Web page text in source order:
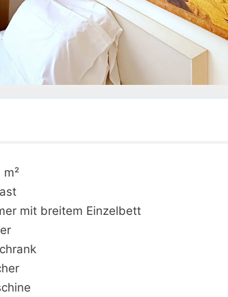
m²
mit breitem Einzelbett